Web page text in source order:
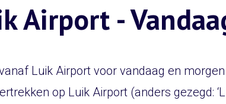
Airport -
Luik Airport voor vandaag en
op Luik Airport (anders gezegd: